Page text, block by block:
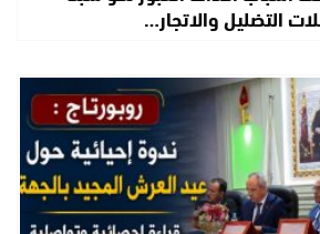
التضليل والاتجار…